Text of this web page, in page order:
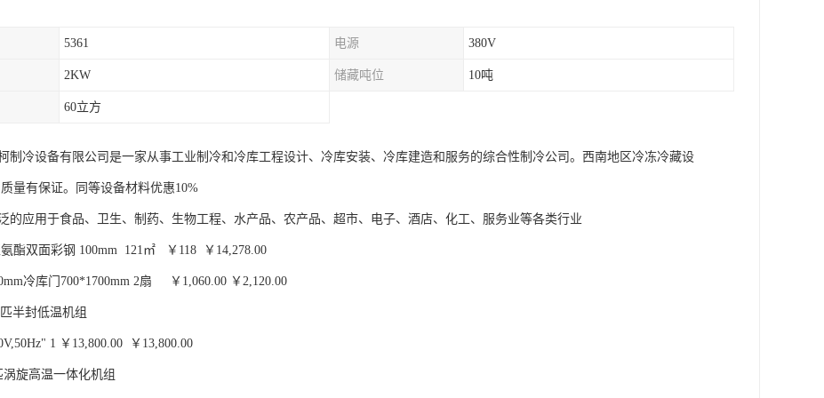
5361 电源 380V
2KW 储藏吨位 10吨
60立方
制冷设备有限公司是一家从事工业制冷和冷库工程设计、冷库安装、冷库建造和服务的综合性制冷公司。西南地区冷冻冷藏设
量有保证。同等设备材料优惠10%
的应用于食品、卫生、制药、生物工程、水产品、农产品、超市、电子、酒店、化工、服务业等各类行业
酯双面彩钢 100mm 121㎡ ￥118 ￥14,278.00
冷库门700*1700mm 2扇 ￥1,060.00 ￥2,120.00
半封低温机组
1 ￥13,800.00 ￥13,800.00
涡旋高温一体化机组